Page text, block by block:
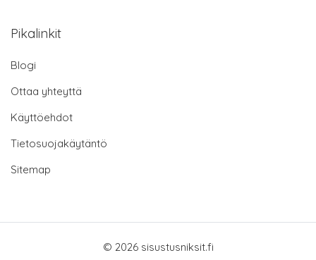
Pikalinkit
Blogi
Ottaa yhteyttä
Käyttöehdot
Tietosuojakäytäntö
Sitemap
© 2026 sisustusniksit.fi